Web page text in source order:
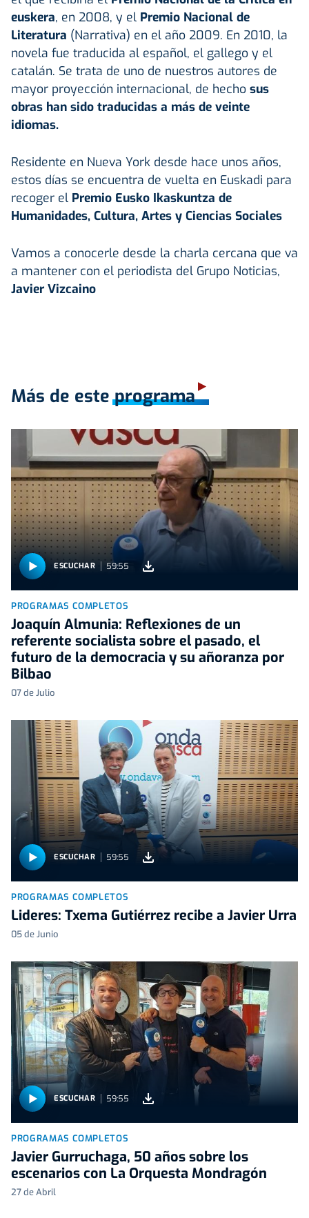
euskera, en 2008, y el Premio Nacional de
Literatura (Narrativa) en el año 2009. En 2010, la
novela fue traducida al español, el gallego y el
catalán. Se trata de uno de nuestros autores de
mayor proyección internacional, de hecho sus
obras han sido traducidas a más de veinte
idiomas.
Residente en Nueva York desde hace unos años,
estos días se encuentra de vuelta en Euskadi para
recoger el Premio Eusko Ikaskuntza de
Humanidades, Cultura, Artes y Ciencias Sociales
Vamos a conocerle desde la charla cercana que va
a mantener con el periodista del Grupo Noticias,
Javier Vizcaino
Más de este programa
ESCUCHAR 59:55
PROGRAMAS COMPLETOS
Joaquín Almunia: Reflexiones de un
referente socialista sobre el pasado, el
futuro de la democracia y su añoranza por
Bilbao
07 de Julio
ESCUCHAR 59:55
PROGRAMAS COMPLETOS
Lideres: Txema Gutiérrez recibe a Javier Urra
05 de Junio
ESCUCHAR 59:55
PROGRAMAS COMPLETOS
Javier Gurruchaga, 50 años sobre los
escenarios con La Orquesta Mondragón
27 de Abril